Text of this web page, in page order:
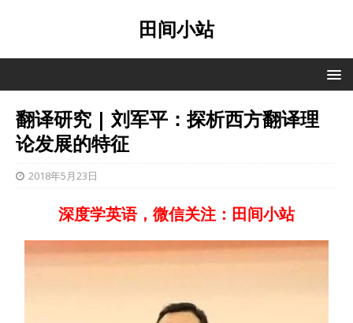
田间小站
翻译研究 | 刘军平：探析西方翻译理
论发展的特征
2018年5月23日
深度学英语，微信关注：田间小站